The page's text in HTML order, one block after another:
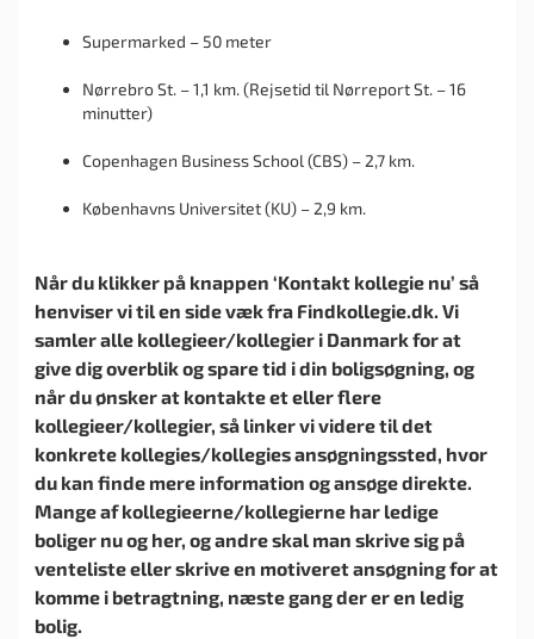
Supermarked – 50 meter
Nørrebro St. – 1,1 km. (Rejsetid til Nørreport St. – 16
minutter)
Copenhagen Business School (CBS) – 2,7 km.
Københavns Universitet (KU) – 2,9 km.
Når du klikker på knappen ‘Kontakt kollegie nu’ så
henviser vi til en side væk fra Findkollegie.dk. Vi
samler alle kollegieer/kollegier i Danmark for at
give dig overblik og spare tid i din boligsøgning, og
når du ønsker at kontakte et eller flere
kollegieer/kollegier, så linker vi videre til det
konkrete kollegies/kollegies ansøgningssted, hvor
du kan finde mere information og ansøge direkte.
Mange af kollegieerne/kollegierne har ledige
boliger nu og her, og andre skal man skrive sig på
venteliste eller skrive en motiveret ansøgning for at
komme i betragtning, næste gang der er en ledig
bolig.